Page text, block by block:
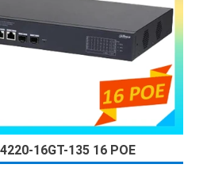
16GT-135 16 POE